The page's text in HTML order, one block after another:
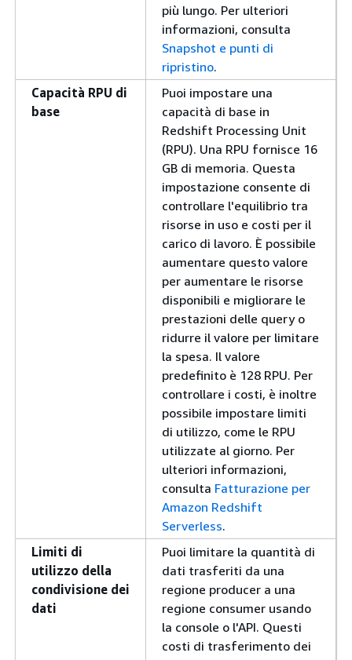
più lungo. Per ulteriori
informazioni, consulta
Snapshot e punti di
ripristino.
Capacità RPU di
base
Puoi impostare una
capacità di base in
Redshift Processing Unit
(RPU). Una RPU fornisce 16
GB di memoria. Questa
impostazione consente di
controllare l'equilibrio tra
risorse in uso e costi per il
carico di lavoro. È possibile
aumentare questo valore
per aumentare le risorse
disponibili e migliorare le
prestazioni delle query o
ridurre il valore per limitare
la spesa. Il valore
predefinito è 128 RPU. Per
controllare i costi, è inoltre
possibile impostare limiti
di utilizzo, come le RPU
utilizzate al giorno. Per
ulteriori informazioni,
consulta Fatturazione per
Amazon Redshift
Serverless.
Limiti di
utilizzo della
condivisione dei
dati
Puoi limitare la quantità di
dati trasferiti da una
regione producer a una
regione consumer usando
la console o l'API. Questi
costi di trasferimento dei